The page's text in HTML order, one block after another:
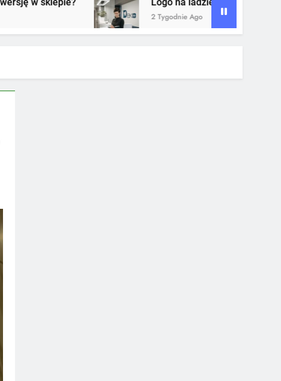
2 Tygodnie Ago